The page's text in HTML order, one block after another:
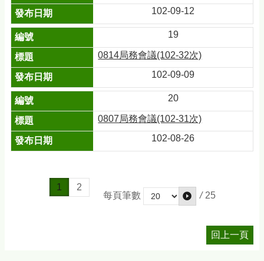
102-09-12
19
0814局務會議(102-32次)
102-09-09
20
0807局務會議(102-31次)
102-08-26
1
2
每頁筆數
/ 25
回上一頁